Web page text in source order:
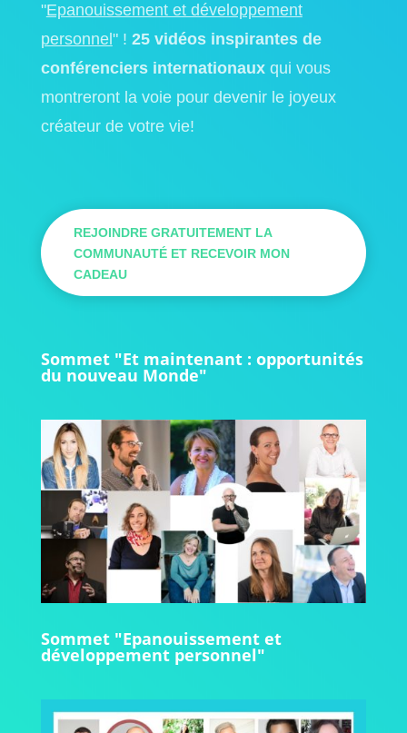
"Epanouissement et développement
personnel " ! 25 vidéos inspirantes de
conférenciers internationauxqui vous
montreront la voie pour devenir le joyeux
créateur de votre vie!
REJOINDRE GRATUITEMENT LA
COMMUNAUTÉ ET RECEVOIR MON
CADEAU
Sommet "Et maintenant : opportunités
du nouveau Monde"
Sommet "Epanouissement et
développement personnel"